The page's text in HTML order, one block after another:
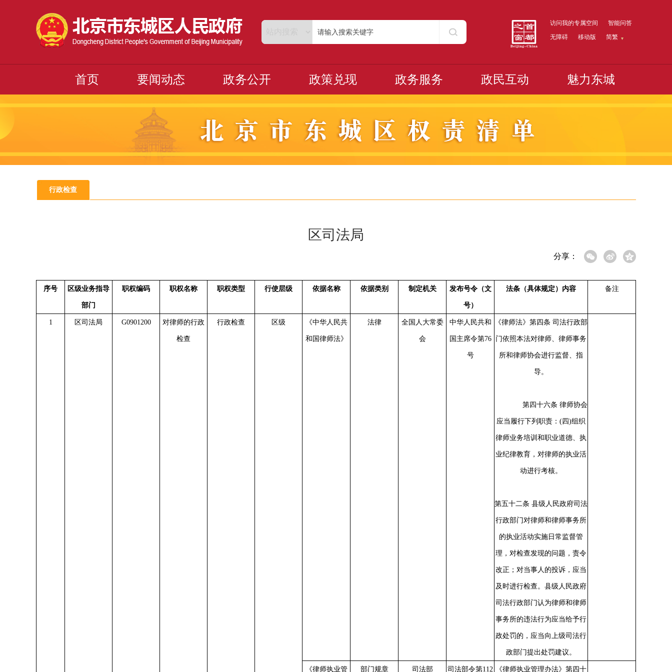
访问我的专属空间
智能问答
无障碍
移动版 简繁
首页 要闻动态 政务公开 政策兑现 政务服务 政民互动 魅力东城
行政检查
区司法局
分享：
序号 区级业务指导
部门
职权编码 职权名称 职权类型 行使层级 依据名称 依据类别 制定机关 发布号令（文
号）
法条（具体规定）内容 备注
1 区司法局 G0901200 对律师的行政
检查
行政检查 区级 《中华人民共
和国律师法》
法律 全国人大常委
会
中华人民共和
国主席令第76
号
《律师法》第四条 司法行政部
门依照本法对律师、律师事务
所和律师协会进行监督、指
导。
第四十六条 律师协会
应当履行下列职责： (四)组织
律师业务培训和职业道德、执
业纪律教育，对律师的执业活
动进行考核。
第五十二条 县级人民政府司法
行政部门对律师和律师事务所
的执业活动实施日常监督管
理，对检查发现的问题，责令
改正；对当事人的投诉，应当
及时进行检查。县级人民政府
司法行政部门认为律师和律师
事务所的违法行为应当给予行
政处罚的，应当向上级司法行
政部门提出处罚建议。
《律师执业管 部门规章 司法部 司法部令第112 《律师执业管理办法》第四十